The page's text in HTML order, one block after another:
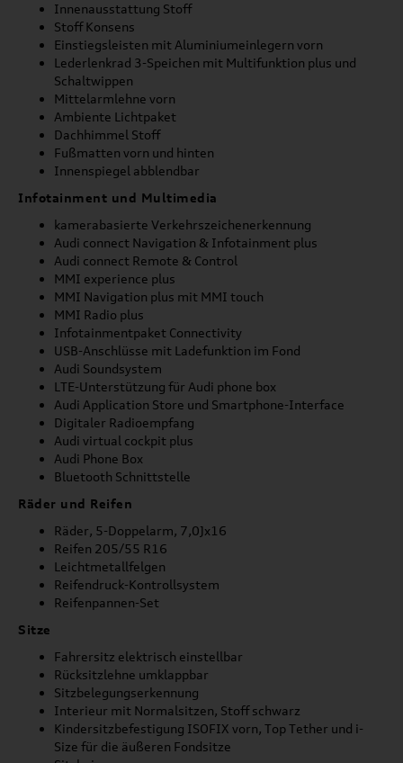
Innenausstattung Stoff
Stoff Konsens
Einstiegsleisten mit Aluminiumeinlegern vorn
Lederlenkrad 3-Speichen mit Multifunktion plus und
Schaltwippen
Mittelarmlehne vorn
Ambiente Lichtpaket
Dachhimmel Stoff
Fußmatten vorn und hinten
Innenspiegel abblendbar
Infotainment und Multimedia
kamerabasierte Verkehrszeichenerkennung
Audi connect Navigation & Infotainment plus
Audi connect Remote & Control
MMI experience plus
MMI Navigation plus mit MMI touch
MMI Radio plus
Infotainmentpaket Connectivity
USB-Anschlüsse mit Ladefunktion im Fond
Audi Soundsystem
LTE-Unterstützung für Audi phone box
Audi Application Store und Smartphone-Interface
Digitaler Radioempfang
Audi virtual cockpit plus
Audi Phone Box
Bluetooth Schnittstelle
Räder und Reifen
Räder, 5-Doppelarm, 7,0Jx16
Reifen 205/55 R16
Leichtmetallfelgen
Reifendruck-Kontrollsystem
Reifenpannen-Set
Sitze
Fahrersitz elektrisch einstellbar
Rücksitzlehne umklappbar
Sitzbelegungserkennung
Interieur mit Normalsitzen, Stoff schwarz
Kindersitzbefestigung ISOFIX vorn, Top Tether und i-
Size für die äußeren Fondsitze